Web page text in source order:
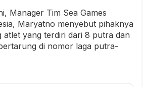
Manager Tim Sea Games
Maryatno menyebut pihaknya
atlet yang terdiri dari 8 putra dan
di nomor laga putra-